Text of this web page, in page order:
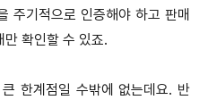
주기적으로 인증해야 하고 판매
확인할 수 있죠.
한계점일 수밖에 없는데요. 반